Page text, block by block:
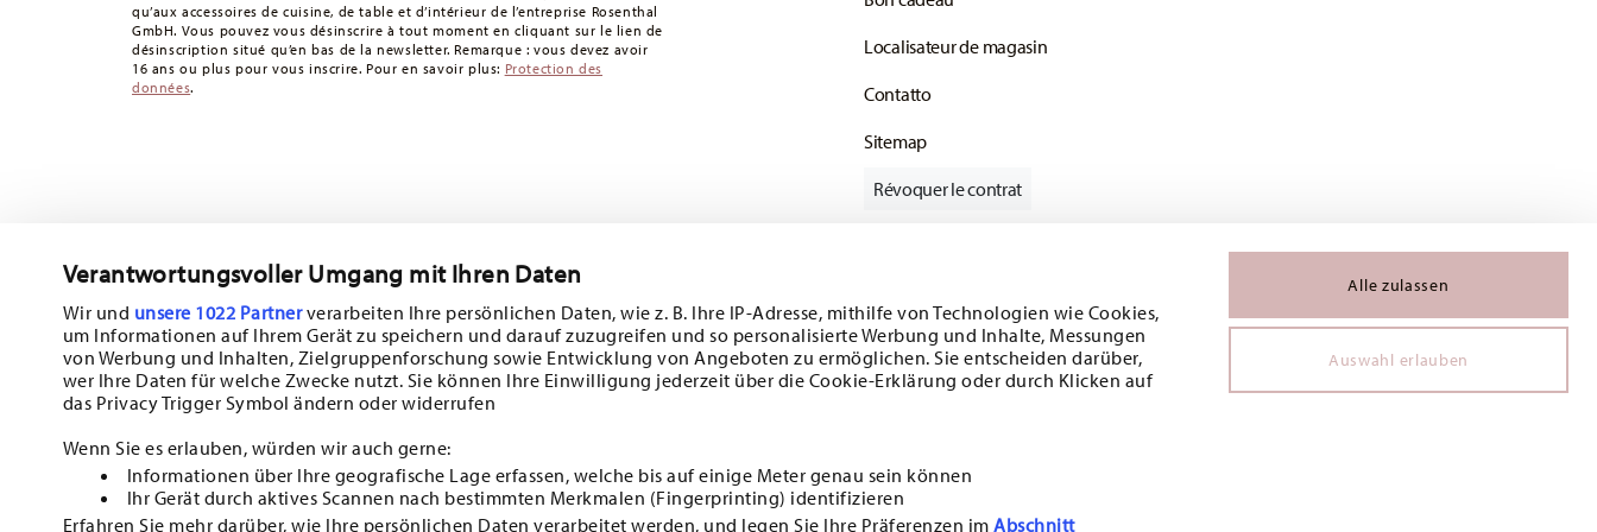
Verantwortungsvoller Umgang mit Ihren Daten
Wir und unsere 1022 Partnerverarbeiten Ihre persönlichen Daten, wie z. B. Ihre IP-Adresse, mithilfe von Technologien wie Cookies,
um Informationen auf Ihrem Gerät zu speichern und darauf zuzugreifen und so personalisierte Werbung und Inhalte, Messungen
von Werbung und Inhalten, Zielgruppenforschung sowie Entwicklung von Angeboten zu ermöglichen. Sie entscheiden darüber,
wer Ihre Daten für welche Zwecke nutzt. Sie können Ihre Einwilligung jederzeit über die Cookie-Erklärung oder durch Klicken auf
das Privacy Trigger Symbol ändern oder widerrufen
Wenn Sie es erlauben, würden wir auch gerne:
Informationen über Ihre geografische Lage erfassen, welche bis auf einige Meter genau sein können
Ihr Gerät durch aktives Scannen nach bestimmten Merkmalen (Fingerprinting) identifizieren
Erfahren Sie mehr darüber, wie Ihre persönlichen Daten verarbeitet werden, und legen Sie Ihre Präferenzen im Abschnitt
Alle zulassen
Auswahl erlauben
Retours :Pour les retours, veuillez utiliser notreservice de retour.
qu’aux accessoires de cuisine, de table et d’intérieur de l’entreprise Rosenthal
GmbH. Vous pouvez vous désinscrire à tout moment en cliquant sur le lien de
désinscription situé qu’en bas de la newsletter. Remarque : vous devez avoir
16 ans ou plus pour vous inscrire. Pour en savoir plus: Protection des
données.
Localisateur de magasin
Contatto
Sitemap
Révoquer le contrat
Suivez-nous sur
Beauté et fonctionnalité pour votre maison
Abonnez-vous à notre newsletter et recevez une réduction de 10%!
Tiens-toi au courant des nouveautés, des tendances et
des offres spéciales.
Insert your email to register for the newsletters
SOUSCRIREi